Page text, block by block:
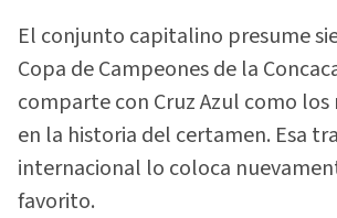
El conjunto capitalino presume
Copa de Campeones de la
comparte con Cruz Azul como los
en la historia del certamen. Esa
internacional lo coloca
favorito.